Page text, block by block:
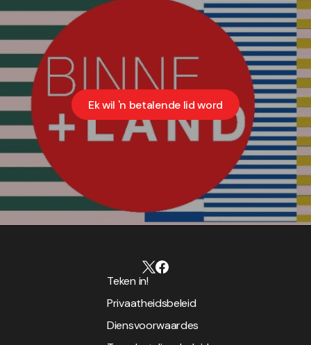
Ek wil 'n betalende lid word
Teken in!
Privaatheidsbeleid
Diensvoorwaardes